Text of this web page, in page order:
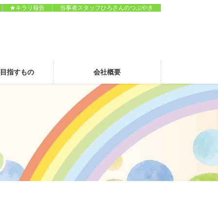
★キラリ報告 当事者スタッフひろさんのつぶやき
指すもの 会社概要